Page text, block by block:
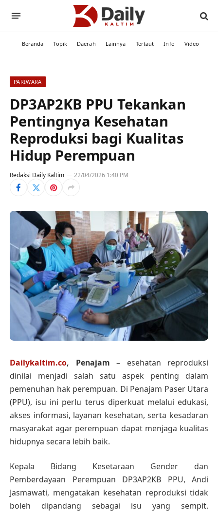
Beranda Topik Daerah Lainnya Tertaut Info Video
PARIWARA
DP3AP2KB PPU Tekankan
Pentingnya Kesehatan
Reproduksi bagi Kualitas
Hidup Perempuan
Redaksi Daily Kaltim 22/04/2026 1:40 PM
Dailykaltim.co, Penajam – esehatan reproduksi
dinilai menjadi salah satu aspek penting dalam
pemenuhan hak perempuan. Di Penajam Paser Utara
(PPU), isu ini perlu terus diperkuat melalui edukasi,
akses informasi, layanan kesehatan, serta kesadaran
masyarakat agar perempuan dapat menjaga kualitas
hidupnya secara lebih baik.
Kepala Bidang Kesetaraan Gender dan
Pemberdayaan Perempuan DP3AP2KB PPU, Andi
Jasmawati, mengatakan kesehatan reproduksi tidak
boleh dipandang sebagai isu yang sempit.